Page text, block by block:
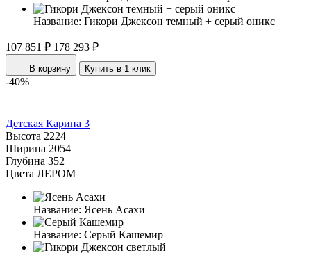
Название: Гикори Джексон темный + серый оникс
107 851 ₽ 178 293 ₽
В корзину Купить в 1 клик
-40%
Детская Карина 3
Высота 2224
Ширина 2054
Глубина 352
Цвета ЛЕРОМ
Название: Ясень Асахи
Название: Серый Кашемир